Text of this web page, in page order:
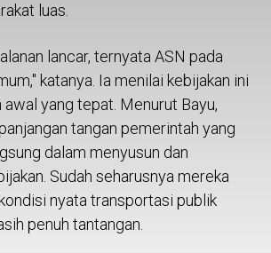
luas.
lancar, ternyata ASN pada
katanya. Ia menilai kebijakan ini
awal yang tepat. Menurut Bayu,
tangan pemerintah yang
dalam menyusun dan
Sudah seharusnya mereka
nyata transportasi publik
penuh tantangan.